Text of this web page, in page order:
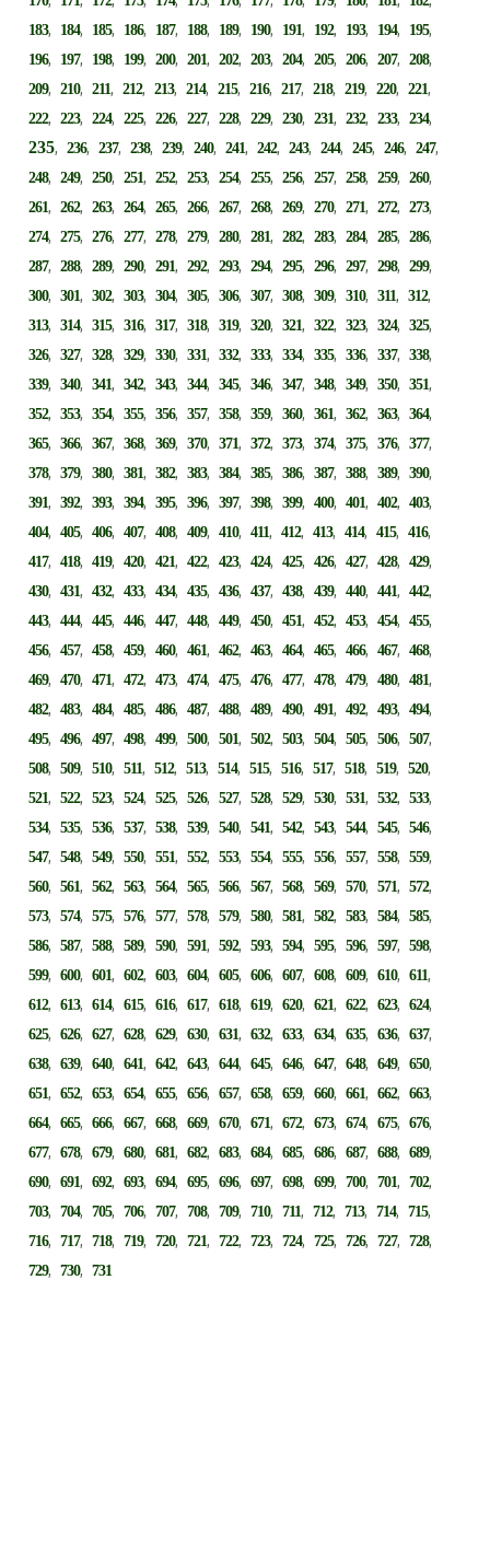
183, 184, 185, 186, 187, 188, 189, 190, 191, 192, 193, 194, 195,
196, 197, 198, 199,200,201,202,203,204,205,206,207,208,
209,210,211,212,213,214,215,216,217,218,219,220,221,
222,223,224,225,226,227,228,229,230,231,232,233,234,
235,236,237,238,239,240,241,242,243,244,245,246,247,
248,249,250,251,252,253,254,255,256,257,258,259,260,
261,262,263,264,265,266,267,268,269,270,271,272,273,
274,275,276,277,278,279,280,281,282,283,284,285,286,
287,288,289,290,291,292,293,294,295,296,297,298,299,
300,301,302,303,304,305,306,307,308,309,310,311,312,
313,314,315,316,317,318,319,320,321,322,323,324,325,
326,327,328,329,330,331,332,333,334,335,336,337,338,
339,340,341,342,343,344,345,346,347,348,349,350,351,
352,353,354,355,356,357,358,359,360,361,362,363,364,
365,366,367,368,369,370,371,372,373,374,375,376,377,
378,379,380,381,382,383,384,385,386,387,388,389,390,
391,392,393,394,395,396,397,398,399,400,401,402,403,
404,405,406,407,408,409,410,411,412,413,414,415,416,
417,418,419,420,421,422,423,424,425,426,427,428,429,
430,431,432,433,434,435,436,437,438,439,440,441,442,
443,444,445,446,447,448,449,450,451,452,453,454,455,
456,457,458,459,460,461,462,463,464,465,466,467,468,
469,470,471,472,473,474,475,476,477,478,479,480,481,
482,483,484,485,486,487,488,489,490,491,492,493,494,
495,496,497,498,499,500,501,502,503,504,505,506,507,
508,509,510,511,512,513,514,515,516,517,518,519,520,
521,522,523,524,525,526,527,528,529,530,531,532,533,
534,535,536,537,538,539,540,541,542,543,544,545,546,
547,548,549,550,551,552,553,554,555,556,557,558,559,
560,561,562,563,564,565,566,567,568,569,570,571,572,
573,574,575,576,577,578,579,580,581,582,583,584,585,
586,587,588,589,590,591,592,593,594,595,596,597,598,
599,600,601,602,603,604,605,606,607,608,609,610,611,
612,613,614,615,616,617,618,619,620,621,622,623,624,
625,626,627,628,629,630,631,632,633,634,635,636,637,
638,639,640,641,642,643,644,645,646,647,648,649,650,
651,652,653,654,655,656,657,658,659,660,661,662,663,
664,665,666,667,668,669,670,671,672,673,674,675,676,
677,678,679,680,681,682,683,684,685,686,687,688,689,
690,691,692,693,694,695,696,697,698,699,700,701,702,
703,704,705,706,707,708,709,710,711,712,713,714,715,
716,717,718,719,720,721,722,723,724,725,726,727,728,
729,730,731